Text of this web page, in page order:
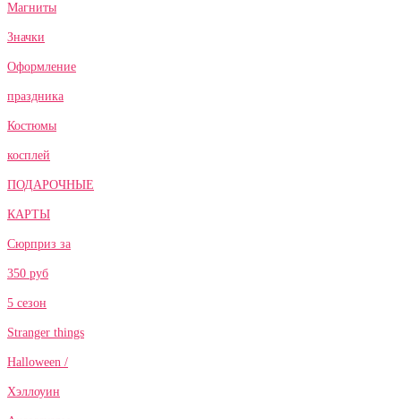
Магниты
Значки
Оформление
праздника
Костюмы
косплей
ПОДАРОЧНЫЕ
КАРТЫ
Сюрприз за
350 руб
5 сезон
Stranger things
Halloween /
Хэллоуин